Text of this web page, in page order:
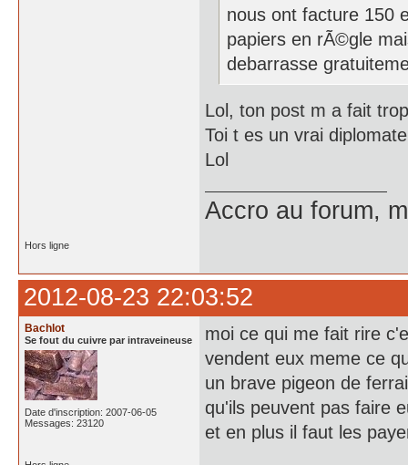
nous ont facture 150
papiers en rÃ©gle
debarrasse
Lol, ton post m a fait
Toi t es un vrai diplomate
Lol
Accro au forum,
Hors ligne
2012-08-23 22:03:52
Bachlot
Se fout du cuivre par intraveineuse
Date d'inscription: 2007-06-05
Messages: 23120
moi ce qui me fait rire
vendent eux meme ce
un brave pigeon de
qu'ils peuvent pas faire
et en plus il faut les